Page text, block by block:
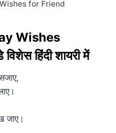
for Friend
Wishes
हिंदी शायरी में
जाए।